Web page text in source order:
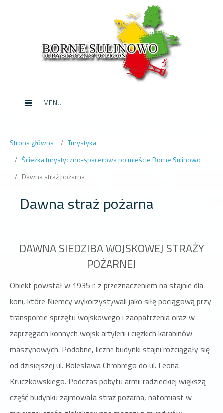
MENU
Strona główna
Turystyka
Ścieżka turystyczno-spacerowa po mieście Borne Sulinowo
Dawna straż pożarna
Dawna straż pożarna
DAWNA SIEDZIBA WOJSKOWEJ STRAŻY
POŻARNEJ
Obiekt powstał w 1935 r. z przeznaczeniem na stajnie dla
koni, które Niemcy wykorzystywali jako siłę pociągową przy
transporcie sprzętu wojskowego i zaopatrzenia oraz w
zaprzęgach konnych wojsk artylerii i ciężkich karabinów
maszynowych. Podobne, liczne budynki stajni rozciągały się
od dzisiejszej ul. Bolesława Chrobrego do ul. Leona
Kruczkowskiego. Podczas pobytu armii radzieckiej większą
część budynku zajmowała straż pożarna, natomiast w